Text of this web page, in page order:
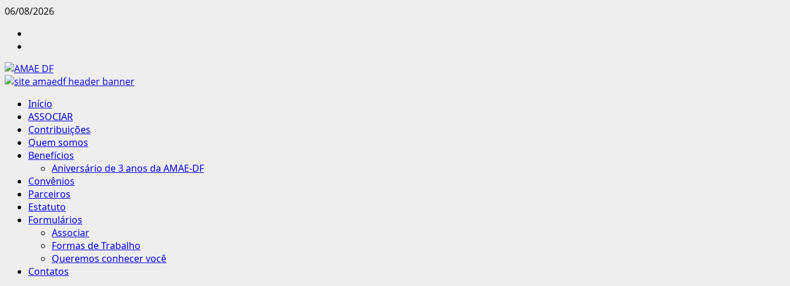
Skip
content
06/08/2026
Primary
Menu
Início
ASSOCIAR
Contribuições
Quem somos
Benefícios
Aniversário de 3 anos da AMAE-DF
Convênios
Parceiros
Estatuto
Formulários
Associar
Formas de Trabalho
Queremos conhecer você
Contatos